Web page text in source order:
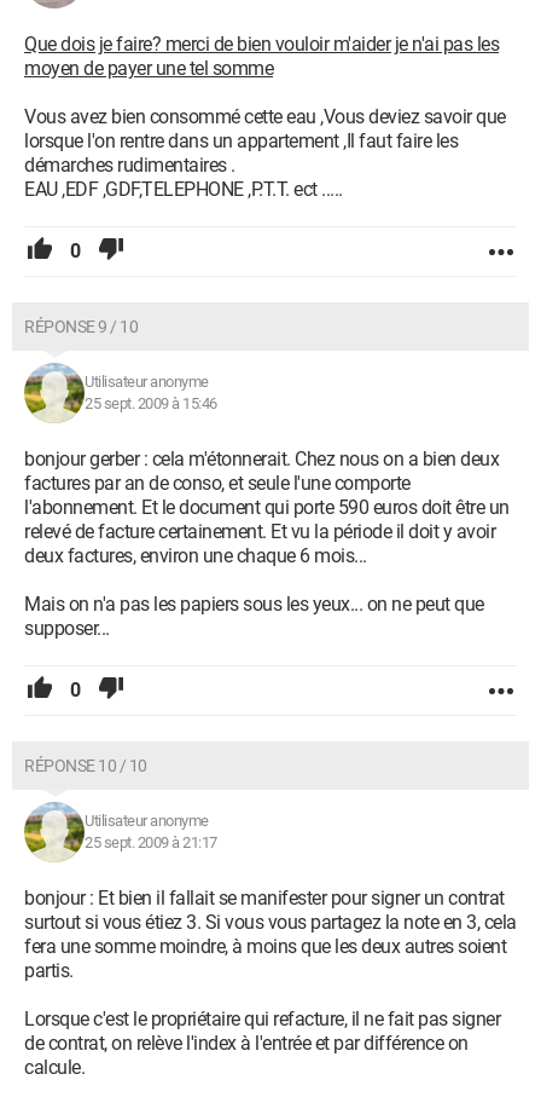
Que dois je faire? merci de bien vouloir m'aider je n'ai pas les
moyen de payer une tel somme
Vous avez bien consommé cette eau ,Vous deviez savoir que
lorsque l'on rentre dans un appartement ,Il faut faire les
démarches rudimentaires .
EAU ,EDF ,GDF,TELEPHONE ,P.T.T. ect .....
0
RÉPONSE 9 / 10
Utilisateur anonyme
25 sept. 2009 à 15:46
bonjour gerber : cela m'étonnerait. Chez nous on a bien deux
factures par an de conso, et seule l'une comporte
l'abonnement. Et le document qui porte 590 euros doit être un
relevé de facture certainement. Et vu la période il doit y avoir
deux factures, environ une chaque 6 mois...
Mais on n'a pas les papiers sous les yeux... on ne peut que
supposer...
0
RÉPONSE 10 / 10
Utilisateur anonyme
25 sept. 2009 à 21:17
bonjour : Et bien il fallait se manifester pour signer un contrat
surtout si vous étiez 3. Si vous vous partagez la note en 3, cela
fera une somme moindre, à moins que les deux autres soient
partis.
Lorsque c'est le propriétaire qui refacture, il ne fait pas signer
de contrat, on relève l'index à l'entrée et par différence on
calcule.